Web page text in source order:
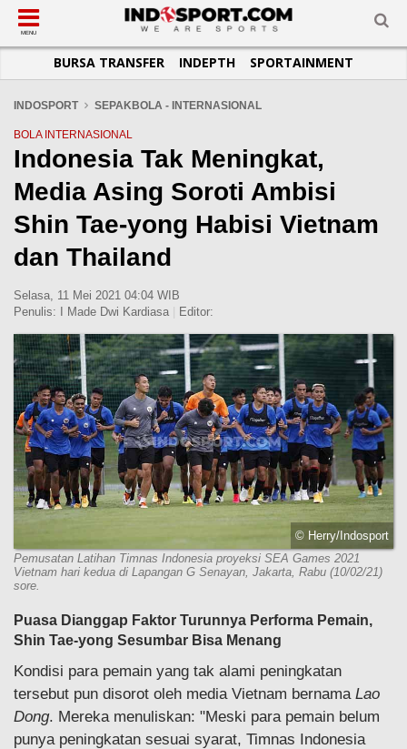
SUB-MENU
SEPAKBOLA
LIGA INGGRIS
LIGA ITALIA
LIGA SPANYOL
LIGA CHAMPIONS
LIGA PRANCIS
LIGA EUROPA
SUB-MENU
SPORTAINMENT
SUB-MENU
OTOMOTIF
OTOMANIA
SUB-MENU
BASKET
FUTSAL
OLIMPIK
E-SPORT
SUB-MENU
JADWAL
SUB-MENU
TOPIK HARI INI
INFOGRAFIS
GALERI FOTO
TEMPAT OLAHRAGA
PASUKAN SEHAT
MENU
BURSA TRANSFER INDEPTH SPORTAINMENT
INDOSPORT SEPAKBOLA - INTERNASIONAL
BOLA INTERNASIONAL
Indonesia Tak Meningkat,
Media Asing Soroti Ambisi
Shin Tae-yong Habisi Vietnam
dan Thailand
Selasa, 11 Mei 2021 04:04 WIB
Penulis:
I Made Dwi Kardiasa Editor:
© Herry/Indosport
Pemusatan Latihan Timnas Indonesia proyeksi SEA Games 2021
Vietnam hari kedua di Lapangan G Senayan, Jakarta, Rabu (10/02/21)
sore.
Puasa Dianggap Faktor Turunnya Performa Pemain,
Shin Tae-yong Sesumbar Bisa Menang
Kondisi para pemain yang tak alami peningkatan
tersebut pun disorot oleh media Vietnam bernama Lao
Dong. Mereka menuliskan: "Meski para pemain belum
punya peningkatan sesuai syarat, Timnas Indonesia